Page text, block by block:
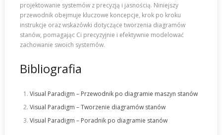
projektowanie systemów z precyzją i jasnością. Niniejszy
przewodnik obejmuje kluczowe koncepcje, krok po kroku
instrukcje oraz wskazówki dotyczące tworzenia diagramów
stanów, pomagając Ci precyzyjnie i efektywnie modelować
zachowanie swoich systemów.
Bibliografia
Visual Paradigm – Przewodnik po diagramie maszyn stanów
Visual Paradigm – Tworzenie diagramów stanów
Visual Paradigm – Poradnik po diagramie stanów